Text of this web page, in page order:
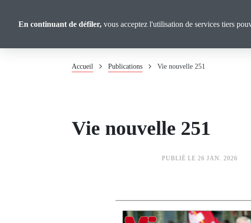
Confédérale
Accueil Publications Vie nouvelle 251
Vie nouvelle 251
PUBLIÉ LE 26 JAN. 2026
En continuant de défiler, vous acceptez l'utilisation de services tiers